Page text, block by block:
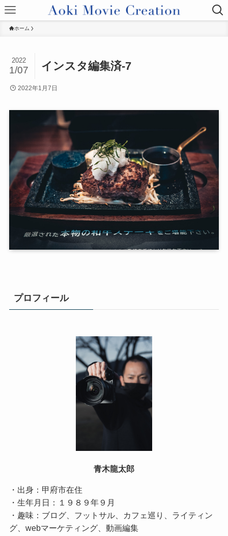
ホーム
インスタ編集済-7
2022
1/07
2022年1月7日
プロフィール
青木龍太郎
・出身：甲府市在住
・生年月日：１９８９年９月
・趣味：ブログ、フットサル、カフェ巡り、ライティン
グ、webマーケティング、動画編集